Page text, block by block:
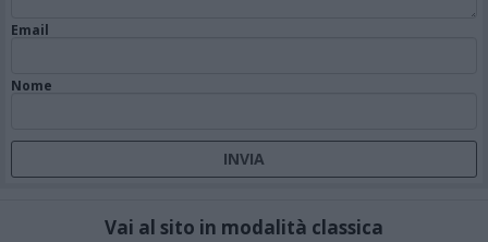
Email
Nome
Vai al sito in modalità classica